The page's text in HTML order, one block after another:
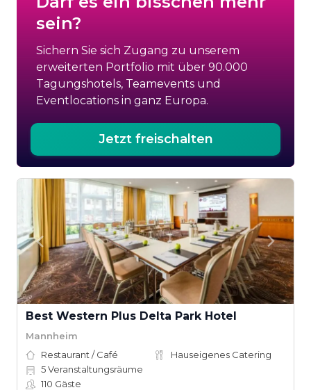
sein?
Sichern Sie sich Zugang zu unserem
erweiterten Portfolio mit über 90.000
Tagungshotels, Teamevents und
Eventlocations in ganz Europa.
Jetzt freischalten
Best Western Plus Delta Park Hotel
Mannheim
Restaurant / Café
Hauseigenes Catering
5Veranstaltungsräume
110 Gäste